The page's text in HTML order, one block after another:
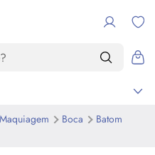
Maquiagem Boca
Batom